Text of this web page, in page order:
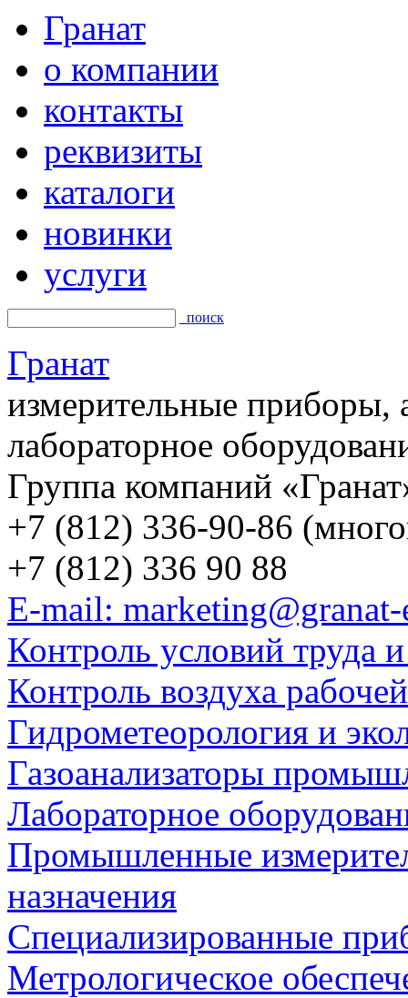
Гранат
о компании
контакты
реквизиты
каталоги
новинки
услуги
поиск
Гранат
измерительные приборы,
лабораторное
Группа компаний
+7 (812) 336-90-86
+7 (812) 336 90 88
E-mail:
Контроль условий труда
Контроль воздуха
Гидрометеорология и
Газоанализаторы
Лабораторное
Промышленные
назначения
Специализированные
Метрологическое